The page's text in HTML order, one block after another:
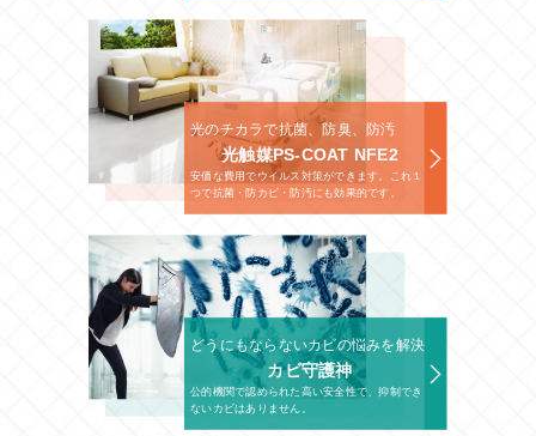
光のチカラで抗菌、防臭、防汚
光触媒PS-COAT NFE2
安価な費用でウイルス対策ができます。これ１
つで抗菌・防カビ・防汚にも効果的です。
どうにもならないカビの悩みを解決
カビ守護神
公的機関で認められた高い安全性で、抑制でき
ないカビはありません。